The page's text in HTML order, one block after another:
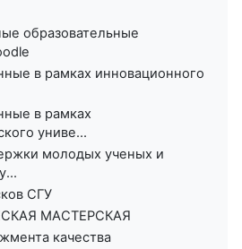
образовательные
в рамках инновационного
в рамках
униве...
молодых ученых и
СГУ
МАСТЕРСКАЯ
качества